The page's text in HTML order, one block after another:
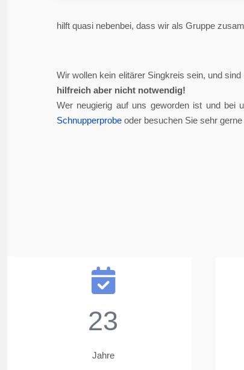
hilft quasi nebenbei, dass wir als Gruppe
Wir wollen kein elitärer Singkreis sein, und
hilfreich aber nicht notwendig!
Wer neugierig auf uns geworden ist und bei
Schnupperprobe oder besuchen Sie sehr
23
Jahre